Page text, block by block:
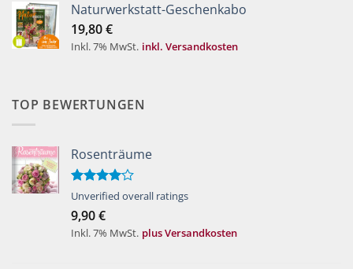
Naturwerkstatt-Geschenkabo
19,80€
Inkl. 7% MwSt. inkl. Versandkosten
TOP BEWERTUNGEN
Rosenträume
Bewertet
von 5
Unverified overall ratings
9,90€
Inkl. 7% MwSt. plus Versandkosten